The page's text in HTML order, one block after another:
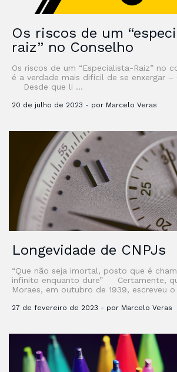
Os riscos de um
raiz” no Conselho
Os riscos de um “Especialista-Raiz” no
é a verdade mais difícil de se enxergar –
Desde que li …
20 de julho de 2023 - por Marcelo Veras
Longevidade de CNPJs
“Que não seja imortal, posto que é
infinito enquanto dure” Certamente,
Moraes, em outubro de 1939, escreveu
27 de fevereiro de 2023 - por Marcelo Veras